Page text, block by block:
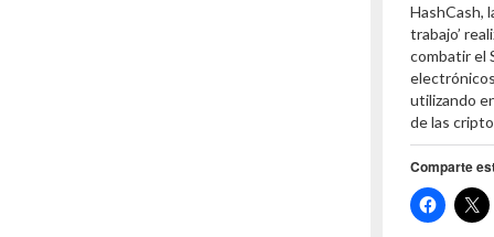
HashCash,
trabajo’
combatir el
utilizando
de las
Comparte